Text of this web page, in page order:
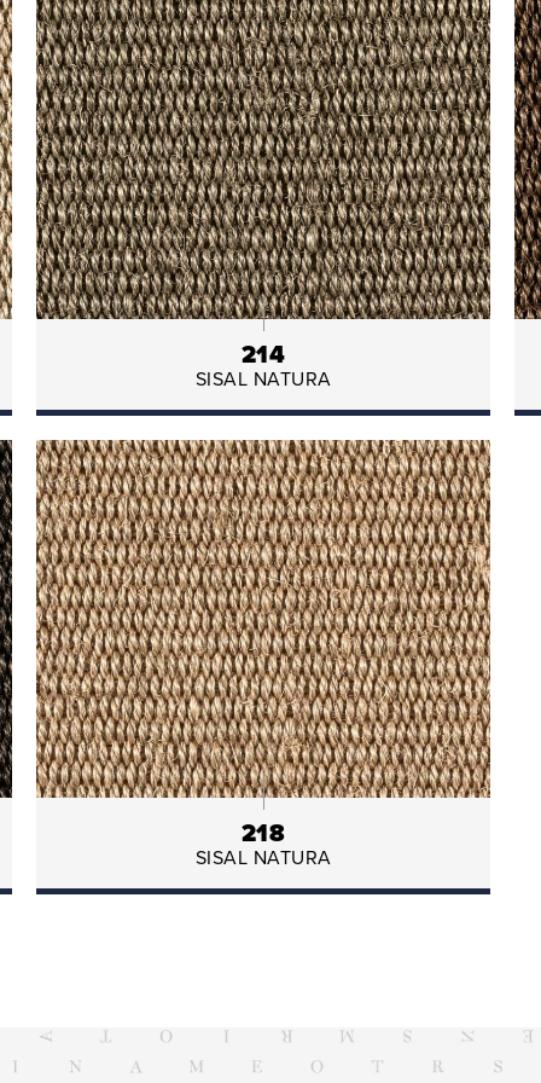
214
SISAL NATURA
218
SISAL NATURA